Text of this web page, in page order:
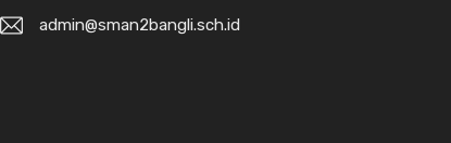
admin@sman2bangli.sch.id